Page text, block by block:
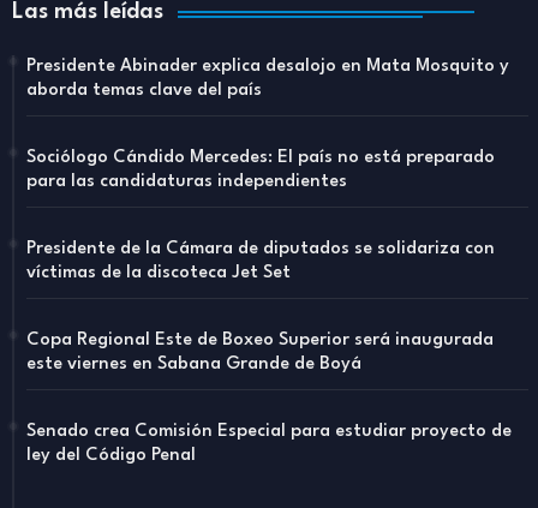
Las más leídas
Presidente Abinader explica desalojo en Mata Mosquito y
aborda temas clave del país
Sociólogo Cándido Mercedes: El país no está preparado
para las candidaturas independientes
Presidente de la Cámara de diputados se solidariza con
víctimas de la discoteca Jet Set
Copa Regional Este de Boxeo Superior será inaugurada
este viernes en Sabana Grande de Boyá
Senado crea Comisión Especial para estudiar proyecto de
ley del Código Penal